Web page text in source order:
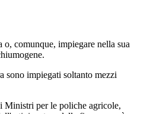
comunque, impiegare nella sua
sono impiegati soltanto mezzi
Ministri per le poliche agricole,